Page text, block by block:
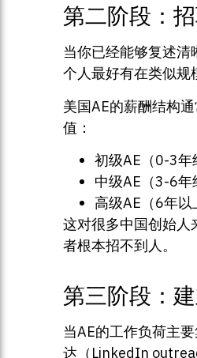
第二阶段：
当你已经能够复述
个人最好有在类似规
美国AE的薪酬结构
值：
初级AE（0-3
中级AE（3-6
高级AE（6年
这对很多中国创始
者根本招不到人。
第三阶段：
当AE的工作负荷主
达（LinkedIn